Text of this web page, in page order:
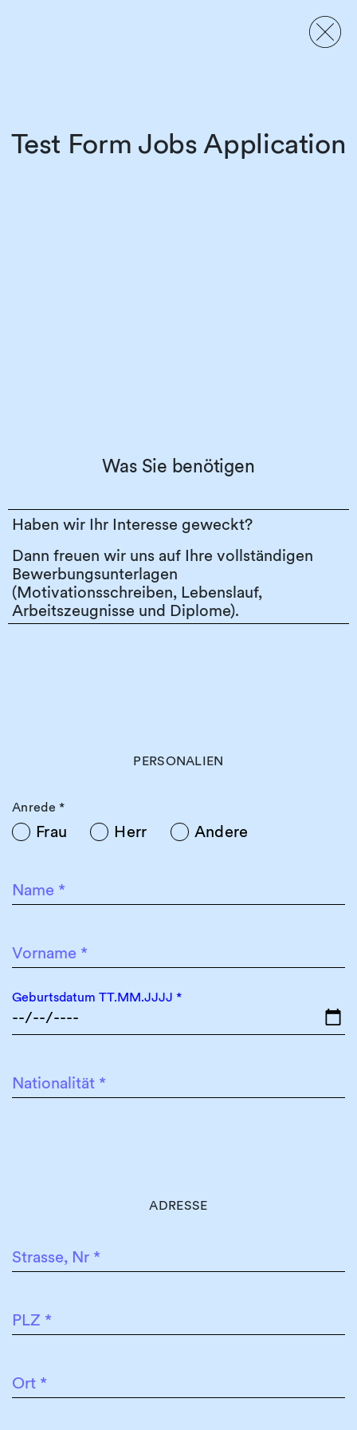
Test Form Jobs Application
Was Sie benötigen
Haben wir Ihr Interesse geweckt?
Dann freuen wir uns auf Ihre vollständigen
Bewerbungsunterlagen
(Motivationsschreiben, Lebenslauf,
Arbeitszeugnisse und Diplome).
PERSONALIEN
Anrede*
Frau Herr Andere
Name *
Vorname *
Geburtsdatum TT.MM.JJJJ *
Nationalität *
ADRESSE
Strasse, Nr *
PLZ *
Ort *